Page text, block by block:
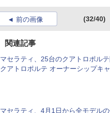
前の画像 (32/40)
関連記事
マセラティ、25台のクアトロポル
クアトロポルテ オーナーシップキャ
マセラティ、4月1日から全モデル